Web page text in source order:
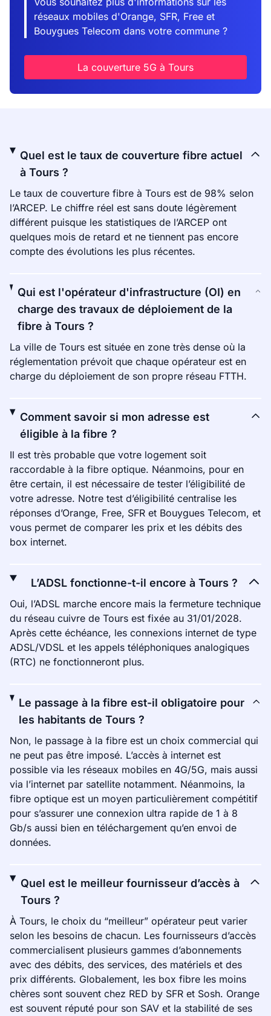
réseaux mobiles d'Orange, SFR, Free et
Bouygues Telecom dans votre commune ?
La couverture 5G à Tours
Quel est le taux de couverture fibre actuel
à Tours ?
Le taux de couverture fibre à Tours est de 98% selon
l’ARCEP. Le chiffre réel est sans doute légèrement
différent puisque les statistiques de l’ARCEP ont
quelques mois de retard et ne tiennent pas encore
compte des évolutions les plus récentes.
Qui est l'opérateur d'infrastructure (OI) en
charge des travaux de déploiement de la
fibre à Tours ?
La ville de Tours est située en zone très dense où la
réglementation prévoit que chaque opérateur est en
charge du déploiement de son propre réseau FTTH.
Comment savoir si mon adresse est
éligible à la fibre ?
Il est très probable que votre logement soit
raccordable à la fibre optique. Néanmoins, pour en
être certain, il est nécessaire de tester l’éligibilité de
votre adresse. Notre test d’éligibilité centralise les
réponses d’Orange, Free, SFR et Bouygues Telecom, et
vous permet de comparer les prix et les débits des
box internet.
L’ADSL fonctionne-t-il encore à Tours ?
Oui, l’ADSL marche encore mais la fermeture technique
du réseau cuivre de Tours est fixée au 31/01/2028.
Après cette échéance, les connexions internet de type
ADSL/VDSL et les appels téléphoniques analogiques
(RTC) ne fonctionneront plus.
Le passage à la fibre est-il obligatoire pour
les habitants de Tours ?
Non, le passage à la fibre est un choix commercial qui
ne peut pas être imposé. L’accès à internet est
possible via les réseaux mobiles en 4G/5G, mais aussi
via l’internet par satellite notamment. Néanmoins, la
fibre optique est un moyen particulièrement compétitif
pour s’assurer une connexion ultra rapide de 1 à 8
Gb/s aussi bien en téléchargement qu’en envoi de
données.
Quel est le meilleur fournisseur d’accès à
Tours ?
À Tours, le choix du “meilleur” opérateur peut varier
selon les besoins de chacun. Les fournisseurs d’accès
commercialisent plusieurs gammes d’abonnements
avec des débits, des services, des matériels et des
prix différents. Globalement, les box fibre les moins
chères sont souvent chez RED by SFR et Sosh. Orange
est souvent réputé pour son SAV et la stabilité de ses